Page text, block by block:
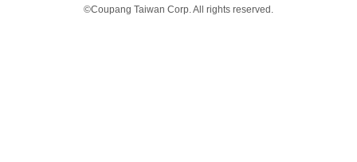
©Coupang Taiwan Corp. All rights reserved.